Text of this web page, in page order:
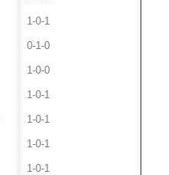
1-0-1
0-1-0
1-0-0
1-0-1
1-0-1
1-0-1
1-0-1